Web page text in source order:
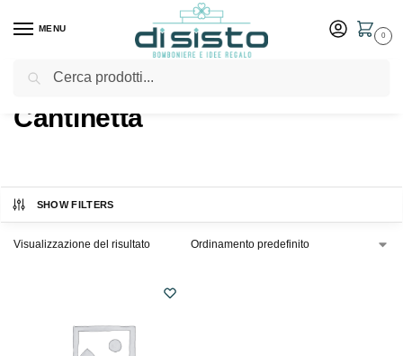
MENU
0
Home Shop Prodotti taggati “Cantinetta”
Cantinetta
SHOW FILTERS
Visualizzazione del risultato